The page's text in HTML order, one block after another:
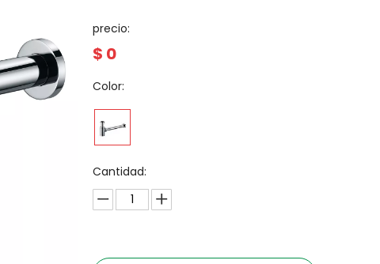
precio:
$ 0
Color:
Cantidad: